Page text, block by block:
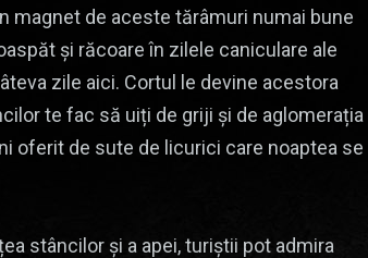
magnet de aceste tărâmuri numai bune
și răcoare în zilele caniculare ale
zile aici. Cortul le devine acestora
te fac să uiți de griji și de aglomerația
oferit de sute de licurici care noaptea se
stâncilor și a apei, turiștii pot admira